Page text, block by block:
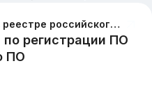
Услуги по регистрации ПО в реестре российского ПО